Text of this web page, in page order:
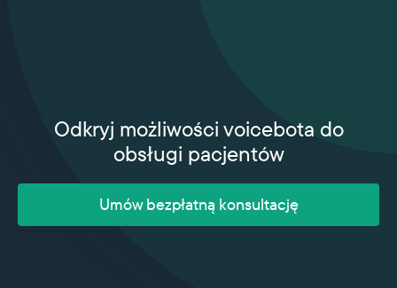
Odkryj możliwości voicebota do
obsługi pacjentów
Umów bezpłatną konsultację